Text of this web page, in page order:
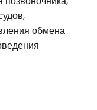
обмена